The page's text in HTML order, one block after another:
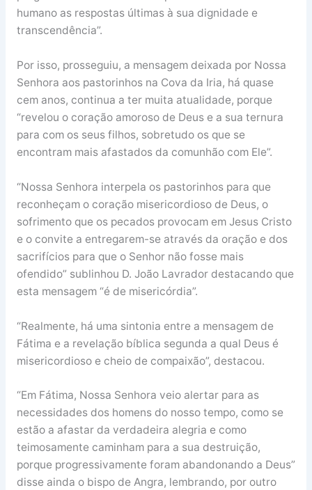
humano as respostas últimas à sua dignidade e
transcendência”.
Por isso, prosseguiu, a mensagem deixada por Nossa
Senhora aos pastorinhos na Cova da Iria, há quase
cem anos, continua a ter muita atualidade, porque
“revelou o coração amoroso de Deus e a sua ternura
para com os seus filhos, sobretudo os que se
encontram mais afastados da comunhão com Ele”.
“Nossa Senhora interpela os pastorinhos para que
reconheçam o coração misericordioso de Deus, o
sofrimento que os pecados provocam em Jesus Cristo
e o convite a entregarem-se através da oração e dos
sacrifícios para que o Senhor não fosse mais
ofendido” sublinhou D. João Lavrador destacando que
esta mensagem “é de misericórdia”.
“Realmente, há uma sintonia entre a mensagem de
Fátima e a revelação bíblica segunda a qual Deus é
misericordioso e cheio de compaixão”, destacou.
“Em Fátima, Nossa Senhora veio alertar para as
necessidades dos homens do nosso tempo, como se
estão a afastar da verdadeira alegria e como
teimosamente caminham para a sua destruição,
porque progressivamente foram abandonando a Deus”
disse ainda o bispo de Angra, lembrando, por outro